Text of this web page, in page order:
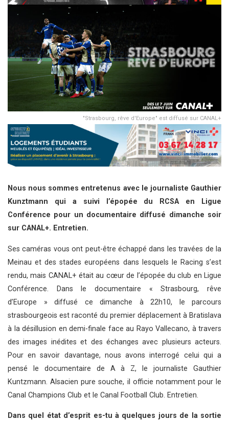
"Strasbourg, rêve d'Europe" est diffusé sur CANAL+
Nous nous sommes entretenus avec le journaliste Gauthier
Kunztmann qui a suivi l’épopée du RCSA en Ligue
Conférence pour un documentaire diffusé dimanche soir
sur CANAL+. Entretien.
Ses caméras vous ont peut-être échappé dans les travées de la
Meinau et des stades européens dans lesquels le Racing s’est
rendu, mais CANAL+ était au cœur de l’épopée du club en Ligue
Conférence. Dans le documentaire « Strasbourg, rêve
d’Europe » diffusé ce dimanche à 22h10, le parcours
strasbourgeois est raconté du premier déplacement à Bratislava
à la désillusion en demi-finale face au Rayo Vallecano, à travers
des images inédites et des échanges avec plusieurs acteurs.
Pour en savoir davantage, nous avons interrogé celui qui a
pensé le documentaire de A à Z, le journaliste Gauthier
Kuntzmann. Alsacien pure souche, il officie notamment pour le
Canal Champions Club et le Canal Football Club. Entretien.
Dans quel état d’esprit es-tu à quelques jours de la sortie